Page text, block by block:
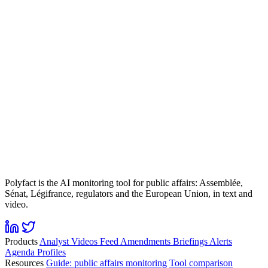
Polyfact is the AI monitoring tool for public affairs: Assemblée,
Sénat, Légifrance, regulators and the European Union, in text and
video.
ProductsAnalyst Videos FeedAmendments BriefingsAlerts
Agenda Profiles
Resources Guide: public affairs monitoring Tool comparison